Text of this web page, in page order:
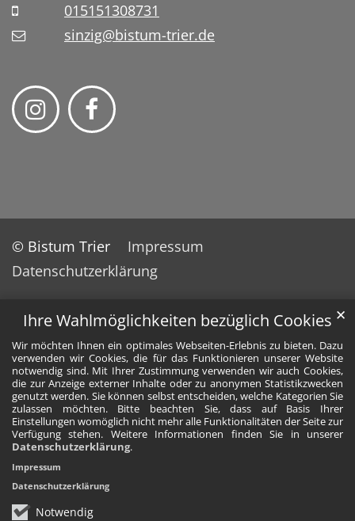
Ihre Wahlmöglichkeiten bezüglich Cookies
Wir möchten Ihnen ein optimales Webseiten-Erlebnis zu bieten. Dazu
verwenden wir Cookies, die für das Funktionieren unserer Website
notwendig sind. Mit Ihrer Zustimmung verwenden wir auch Cookies,
die zur Anzeige externer Inhalte oder zu anonymen Statistikzwecken
genutzt werden. Sie können selbst entscheiden, welche Kategorien Sie
zulassen möchten. Bitte beachten Sie, dass auf Basis Ihrer
Einstellungen womöglich nicht mehr alle Funktionalitäten der Seite zur
Verfügung stehen. Weitere Informationen finden Sie in unserer
Datenschutzerklärung.
Notwendig
✕
Impressum
Datenschutzerklärung
015151308731
sinzig@bistum-trier.de
© Bistum Trier
Impressum
Datenschutzerklärung